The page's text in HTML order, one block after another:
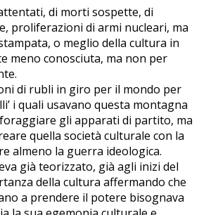
di morti sospette, di
proliferazioni di armi nucleari, ma
o meglio della cultura in
meno conosciuta, ma non per
di rubli in giro per il mondo per
i quali usavano questa montagna
gli apparati di partito, ma
quella società culturale con la
almeno la guerra ideologica.
già teorizzato, già agli inizi del
della cultura affermando che
a prendere il potere bisognava